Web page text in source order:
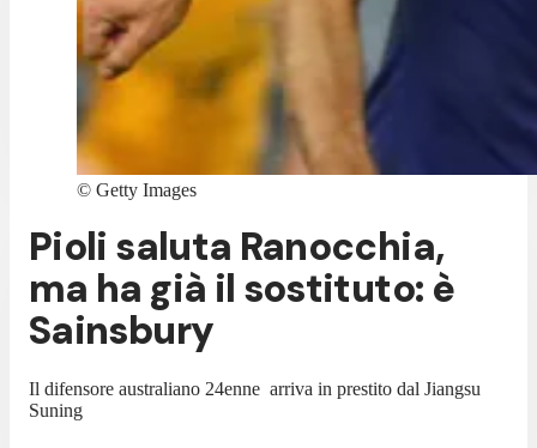
© Getty Images
Pioli saluta Ranocchia,
ma ha già il sostituto: è
Sainsbury
Il difensore australiano 24enne arriva in prestito dal Jiangsu
Suning